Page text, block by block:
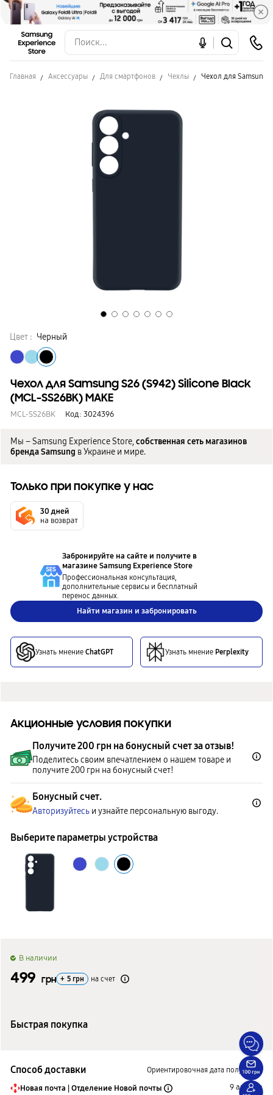
Главная Аксессуары Для смартфонов Чехлы Чехол для Samsung
Цвет : Черный
Чехол для Samsung S26 (S942) Silicone Black
(MCL-SS26BK) MAKE
MCL-SS26BK Код: 3024396
Мы – Samsung Experience Store,собственная сеть магазинов
бренда Samsung в Украине и мире.
Только при покупке у нас
Забронируйте на сайте и получите в
магазинеSamsung Experience Store
Профессиональная консультация,
дополнительные сервисы и бесплатный
перенос данных.
Найти магазин и забронировать
Узнать мнение ChatGPT Узнать мнение Perplexity
Акционные условия покупки
Получите 200 грн на бонусный счет за отзыв!
Поделитесь своим впечатлением о нашем товаре и
получите 200 грн на бонусный счет!
Бонусный счет.
Авторизуйтесь и узнайте персональную выгоду.
Выберите параметры устройства
B наличии
499 грн + 5 грн на счет
Быстрая покупка
Способ доставки Ориентировочная дата получения
Новая почта | Отделение Новой почты 9 августа